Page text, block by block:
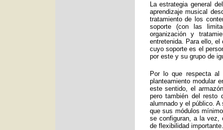
La estrategia general
aprendizaje musical
tratamiento de los
soporte (con las
organización y
entretenida. Para ello,
cuyo soporte es el
por este y su grupo de
Por lo que respecta al
planteamiento modular
este sentido, el
pero también del resto
alumnado y el público.
que sus módulos
se configuran, a la vez,
de flexibilidad importante.